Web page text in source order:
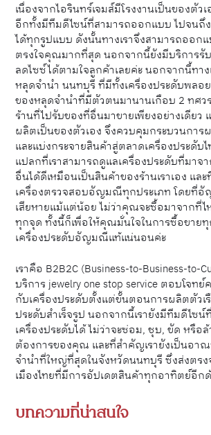
เนื่องจากไอรินทร์เจมส์มีโรงงานเป็นของตัว
อีกทั้งมีทีมดีไซน์ที่สามารถออกแบบ ไปจนถึ
ได้ทุกรูปแบบ ดังนั้นทางเราจึงสามารถออก
ตรงใจคุณมากที่สุด นอกจากนี้ยังมีบริการ
ลดไซซ์ได้ตามใจลูกค้าเลยค่ะ นอกจากนี้ทาง
หลุดจำนำ นนทบุรี ที่มีทั้งเครื่องประดับพลอ
ของหลุดจำนำที่มีตัวตนมานานเกือบ 2 ทศวร
ร้านที่ไปรับของที่อื่นมาขายเพียงอย่างเดียว
ผลิตเป็นของตัวเอง จึงควบคุมกระบวนกา
และแบ่งกระจายสินค้าสู่ตลาดเครื่องประดับไ
แปลกที่เราสามารถดูแลเครื่องประดับที่มาจ
อื่นได้ดีเหมือนเป็นสินค้าของร้านเราเอง แล
เครื่องตรวจสอบอัญมณีทุกประเภท โดยที่
เสียหายแม้แต่น้อย ไม่ว่าคุณจะซื้อมาจากที่ไ
ทุกจุด ทั้งนี้ก็เพื่อให้คุณมั่นใจในการซื้อขายทุ
เครื่องประดับอัญมณีแท้แน่นอนค่ะ
เราคือ B2B2C (Business-to-Business-to-
บริการ jewelry one stop service ตอบโจท
กับเครื่องประดับตั้งแต่ขั้นตอนการผลิตตัวเ
ประดับสำเร็จรูป นอกจากนี้เรายังมีทีมดีไซ
เครื่องประดับได้ ไม่ว่าจะซ่อม, ชุบ, ขัด หรือ
ต้องการของคุณ และที่สำคัญเรายังเป็นอา
จำนำที่ใหญ่ที่สุดในจังหวัดนนทบุรี ซึ่งส่งตรง
เมืองไทยที่มีการอัปเดตสินค้าทุกอาทิตย์อีก
บทความที่น่าสนใจ